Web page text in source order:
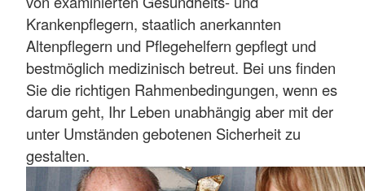
Krankenpflegern, staatlich anerkannten
Altenpflegern und Pflegehelfern gepflegt und
bestmöglich medizinisch betreut. Bei uns finden
Sie die richtigen Rahmenbedingungen, wenn es
darum geht, Ihr Leben unabhängig aber mit der
unter Umständen gebotenen Sicherheit zu
gestalten.